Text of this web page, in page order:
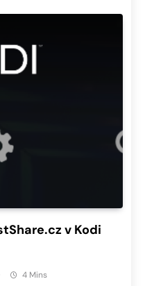
v Kodi
4 Mins